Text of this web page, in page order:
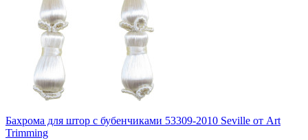
Бахрома для штор с бубенчиками 53309-2010 Seville от Art
Trimming